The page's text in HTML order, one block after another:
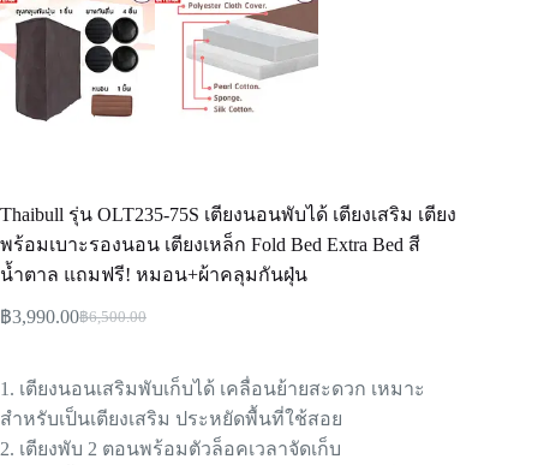
Thaibull รุ่น OLT235-75S เตียงนอนพับได้ เตียงเสริม เตียง
พร้อมเบาะรองนอน เตียงเหล็ก Fold Bed Extra Bed สี
น้ำตาล แถมฟรี! หมอน+ผ้าคลุมกันฝุ่น
฿6,500.00
฿3,990.00
1. เตียงนอนเสริมพับเก็บได้ เคลื่อนย้ายสะดวก เหมาะ
สำหรับเป็นเตียงเสริม ประหยัดพื้นที่ใช้สอย
2. เตียงพับ 2 ตอนพร้อมตัวล็อคเวลาจัดเก็บ